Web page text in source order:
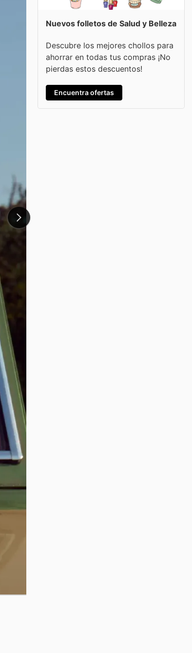
Nuevos folletos de Salud y Belleza
Descubre los mejores chollos para
ahorrar en todas tus compras ¡No
pierdas estos descuentos!
Encuentra ofertas